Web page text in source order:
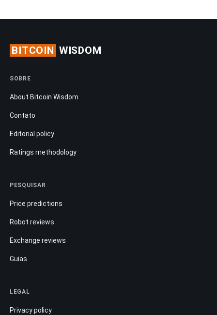
BITCOIN WISDOM
SOBRE
About Bitcoin Wisdom
Contato
Editorial policy
Ratings methodology
PESQUISAR
Price predictions
Robot reviews
Exchange reviews
Guias
LEGAL
Privacy policy